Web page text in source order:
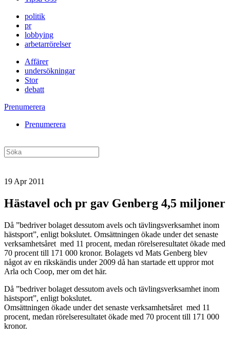
politik
pr
lobbying
arbetarrörelser
Affärer
undersökningar
Stor
debatt
Prenumerera
Prenumerera
19 Apr 2011
Hästavel och pr gav Genberg 4,5 miljoner
Då ”bedriver bolaget dessutom avels och tävlingsverksamhet inom
hästsport”, enligt bokslutet. Omsättningen ökade under det senaste
verksamhetsåret med 11 procent, medan rörelseresultatet ökade med
70 procent till 171 000 kronor. Bolagets vd Mats Genberg blev
något av en rikskändis under 2009 då han startade ett uppror mot
Arla och Coop, mer om det här.
Då ”bedriver bolaget dessutom avels och tävlingsverksamhet inom
hästsport”, enligt bokslutet.
Omsättningen ökade under det senaste verksamhetsåret med 11
procent, medan rörelseresultatet ökade med 70 procent till 171 000
kronor.